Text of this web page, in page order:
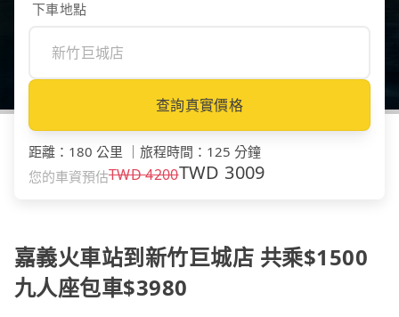
下車地點
查詢真實價格
距離 ： 180 公里 旅程時間 ： 125 分鐘
您的車資預估TWD4200TWD 3009
嘉義火車站到新竹巨城店 共乘$1500
九人座包車$3980